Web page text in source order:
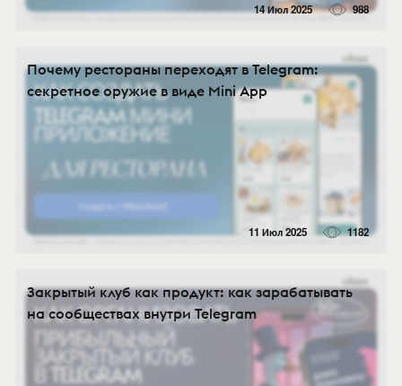
14 Июл 2025 988
Почему рестораны переходят в Telegram:
секретное оружие в виде Mini App
11 Июл 2025 1182
Закрытый клуб как продукт: как зарабатывать
на сообществах внутри Telegram